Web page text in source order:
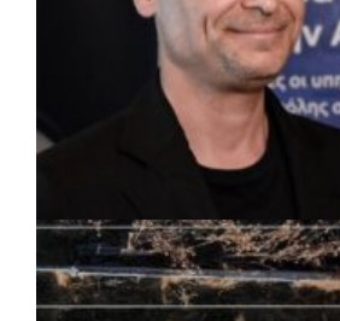
ΡΕΠΟΡΤΑΖ | 07/08/2026 · 17:27
Ο Δούκας για έργα,
μάχη των επόμενων